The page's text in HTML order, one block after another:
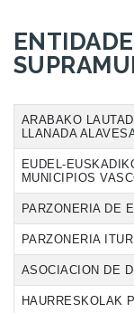
ARABAKO
LLANADA
EUDEL-
MUNICIPIOS
PARZONERIA DE
PARZONERIA
ASOCIACION DE
HAURRESKOLAK